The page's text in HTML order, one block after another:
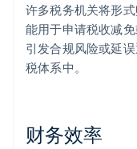
许多税务机关将形
能用于申请税收减
引发合规风险或延
税体系中。
财务效率